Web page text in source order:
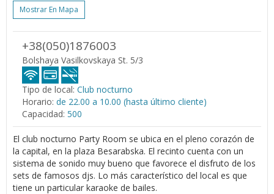
Mostrar En Mapa
+38(050)1876003
Bolshaya Vasilkovskaya St. 5/3
Tipo de local: Club nocturno
Horario: de 22.00 a 10.00 (hasta último cliente)
Capacidad: 500
El club nocturno Party Room se ubica en el pleno corazón de
la capital, en la plaza Besarabska. El recinto cuenta con un
sistema de sonido muy bueno que favorece el disfruto de los
sets de famosos djs. Lo más característico del local es que
tiene un particular karaoke de bailes.